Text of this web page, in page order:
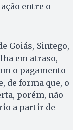
entre o
Goiás, Sintego,
em atraso,
o pagamento
de forma que, o
porém, não
a partir de